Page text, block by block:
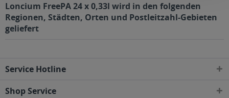
Loncium FreePA 24 x 0,33l wird in den folgenden
Regionen, Städten, Orten und Postleitzahl-Gebieten
geliefert
Service Hotline
Shop Service